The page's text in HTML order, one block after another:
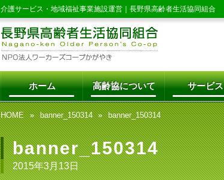
介護サービス・地域福祉事業施設運営｜ 長野県高齢者生活協同組合
ホーム 高齢協について サービス
HOME banner_150314 banner_150314
banner_150314
2015年3月13日